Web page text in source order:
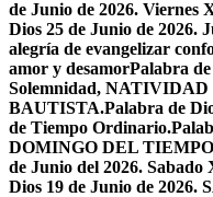
de Junio de 2026.
Dios 25 de Junio de 2026.
alegría de evangelizar
amor y desamorPalabra
Solemnidad,
BAUTISTA.Palabra de
de Tiempo Ordinario.
DOMINGO DEL
de Junio del 2026.
Dios 19 de Junio de